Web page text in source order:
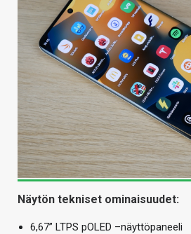
Näytön tekniset ominaisuudet:
6,67” LTPS pOLED –näyttöpaneeli